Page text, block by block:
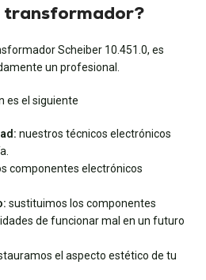
transformador?
Scheiber 10.451.0, es
un profesional.
es el siguiente
nuestros técnicos electrónicos
componentes electrónicos
sustituimos los componentes
de funcionar mal en un futuro
el aspecto estético de tu